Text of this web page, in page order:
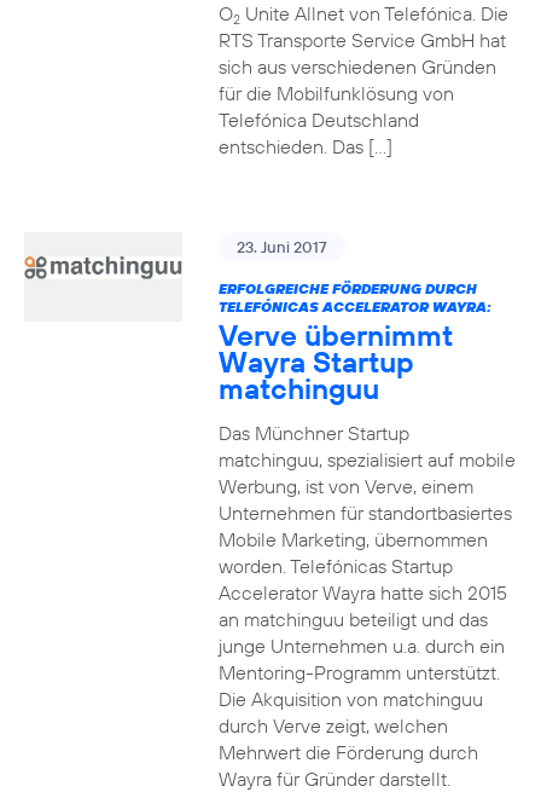
O2Unite Allnet von Telefónica. Die
RTS Transporte Service GmbH hat
sich aus verschiedenen Gründen
für die Mobilfunklösung von
Telefónica Deutschland
entschieden. Das […]
23. Juni 2017
ERFOLGREICHE FÖRDERUNG DURCH
TELEFÓNICAS ACCELERATOR WAYRA:
Verve übernimmt
Wayra Startup
matchinguu
Das Münchner Startup
matchinguu, spezialisiert auf mobile
Werbung, ist von Verve, einem
Unternehmen für standortbasiertes
Mobile Marketing, übernommen
worden. Telefónicas Startup
Accelerator Wayra hatte sich 2015
an matchinguu beteiligt und das
junge Unternehmen u.a. durch ein
Mentoring-Programm unterstützt.
Die Akquisition von matchinguu
durch Verve zeigt, welchen
Mehrwert die Förderung durch
Wayra für Gründer darstellt.